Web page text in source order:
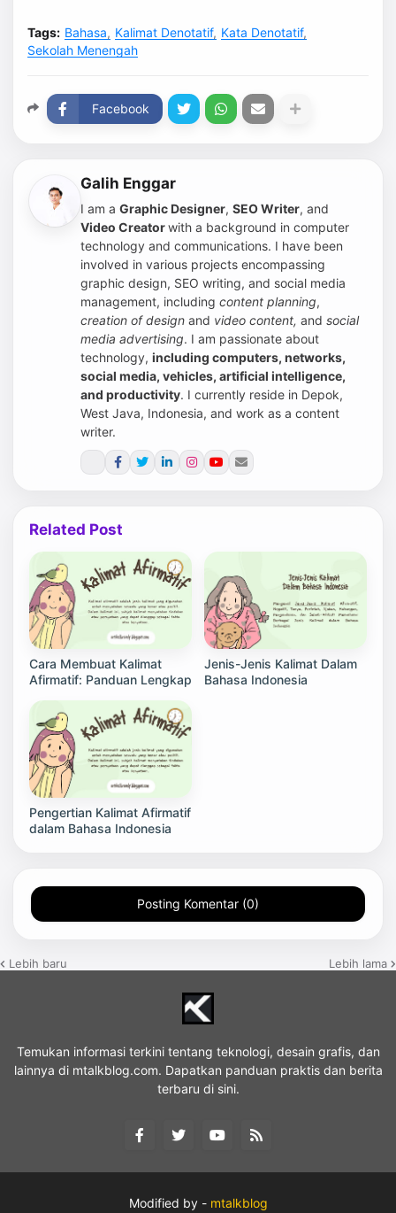
Tags: Bahasa Kalimat Denotatif Kata Denotatif
Sekolah Menengah
Facebook
Galih Enggar
I am a Graphic Designer, SEO Writer, and
Video Creatorwith a background in computer
technology and communications. I have been
involved in various projects encompassing
graphic design, SEO writing, and social media
management, including content planning,
creation of design and video content, and social
media advertising. I am passionate about
technology, including computers, networks,
social media, vehicles, artificial intelligence,
and productivity. I currently reside in Depok,
West Java, Indonesia, and work as a content
writer.
Related Post
Cara Membuat Kalimat
Afirmatif: Panduan Lengkap
Jenis-Jenis Kalimat Dalam
Bahasa Indonesia
Pengertian Kalimat Afirmatif
dalam Bahasa Indonesia
Posting Komentar (0)
Lebih baru Lebih lama
Temukan informasi terkini tentang teknologi, desain grafis, dan
lainnya di mtalkblog.com. Dapatkan panduan praktis dan berita
terbaru di sini.
Modified by - mtalkblog